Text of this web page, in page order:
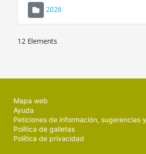
2026
12 Elements
Mapa web
Ayuda
Peticiones de información, sugerencias
Política de galletas
Política de privacidad